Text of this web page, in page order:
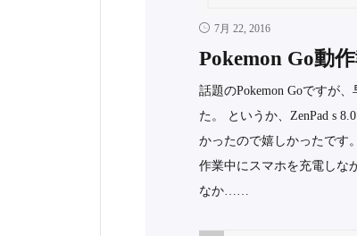
7月 22, 2016
Pokemon Go動
話題のPokemon Goですが
た。 というか、ZenPad s
かったので嬉しかったです
作業中にスマホを充電しな
なか……